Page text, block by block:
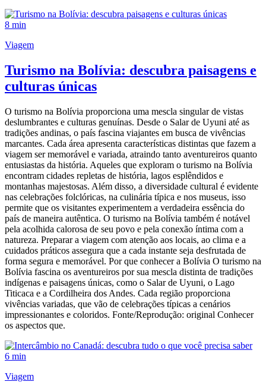
8 min
Viagem
Turismo na Bolívia: descubra paisagens e
culturas únicas
O turismo na Bolívia proporciona uma mescla singular de vistas
deslumbrantes e culturas genuínas. Desde o Salar de Uyuni até as
tradições andinas, o país fascina viajantes em busca de vivências
marcantes. Cada área apresenta características distintas que fazem a
viagem ser memorável e variada, atraindo tanto aventureiros quanto
entusiastas da história. Aqueles que exploram o turismo na Bolívia
encontram cidades repletas de história, lagos esplêndidos e
montanhas majestosas. Além disso, a diversidade cultural é evidente
nas celebrações folclóricas, na culinária típica e nos museus, isso
permite que os visitantes experimentem a verdadeira essência do
país de maneira autêntica. O turismo na Bolívia também é notável
pela acolhida calorosa de seu povo e pela conexão íntima com a
natureza. Preparar a viagem com atenção aos locais, ao clima e a
cuidados práticos assegura que a cada instante seja desfrutada de
forma segura e memorável. Por que conhecer a Bolívia O turismo na
Bolívia fascina os aventureiros por sua mescla distinta de tradições
indígenas e paisagens únicas, como o Salar de Uyuni, o Lago
Titicaca e a Cordilheira dos Andes. Cada região proporciona
vivências variadas, que vão de celebrações típicas a cenários
impressionantes e coloridos. Fonte/Reprodução: original Conhecer
os aspectos que.
6 min
Viagem